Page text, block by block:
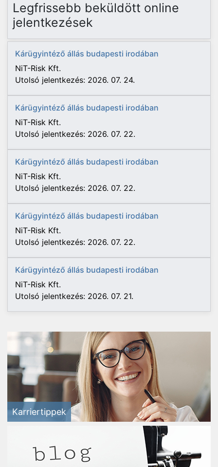
Legfrissebb beküldött online
jelentkezések
Kárügyintéző állás budapesti irodában
NiT-Risk Kft.
Utolsó jelentkezés: 2026. 07. 24.
Kárügyintéző állás budapesti irodában
NiT-Risk Kft.
Utolsó jelentkezés: 2026. 07. 22.
Kárügyintéző állás budapesti irodában
NiT-Risk Kft.
Utolsó jelentkezés: 2026. 07. 22.
Kárügyintéző állás budapesti irodában
NiT-Risk Kft.
Utolsó jelentkezés: 2026. 07. 22.
Kárügyintéző állás budapesti irodában
NiT-Risk Kft.
Utolsó jelentkezés: 2026. 07. 21.
Karriertippek